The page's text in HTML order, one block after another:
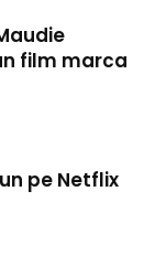
film marca
pe Netflix